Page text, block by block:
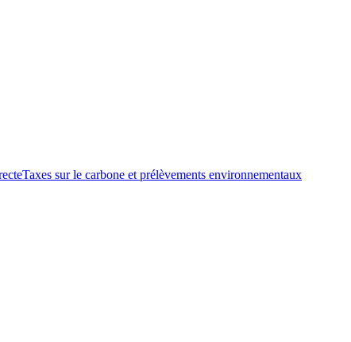
Taxes sur le carbone et prélèvements environnementaux